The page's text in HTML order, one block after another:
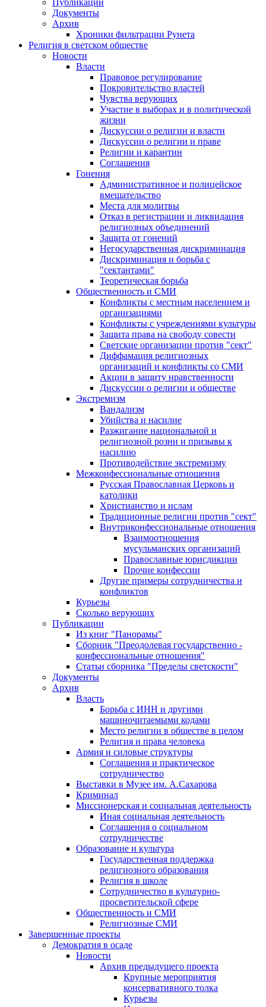
Публикации
Документы
Архив
Хроники фильтрации Рунета
Религия в светском обществе
Новости
Власти
Правовое регулирование
Покровительство властей
Чувства верующих
Участие в выборах и в политической
жизни
Дискуссии о религии и власти
Дискуссии о религии и праве
Религии и карантин
Соглашения
Гонения
Административное и полицейское
вмешательство
Места для молитвы
Отказ в регистрации и ликвидация
религиозных объединений
Защита от гонений
Негосударственная дискриминация
Дискриминация и борьба с
"сектантами"
Теоретическая борьба
Общественность и СМИ
Конфликты с местным населением и
организациями
Конфликты с учреждениями культуры
Защита права на свободу совести
Светские организации против "сект"
Диффамация религиозных
организаций и конфликты со СМИ
Акции в защиту нравственности
Дискуссии о религии и обществе
Экстремизм
Вандализм
Убийства и насилие
Разжигание национальной и
религиозной розни и призывы к
насилию
Противодействие экстремизму
Межконфессиональные отношения
Русская Православная Церковь и
католики
Христианство и ислам
Традиционные религии против "сект"
Внутриконфессиональные отношения
Взаимоотношения
мусульманских организаций
Православные юрисдикции
Прочие конфессии
Другие примеры сотрудничества и
конфликтов
Курьезы
Сколько верующих
Публикации
Из книг "Панорамы"
Сборник "Преодолевая государственно -
конфессиональные отношения"
Статьи сборника "Пределы светскости"
Документы
Архив
Власть
Борьба с ИНН и другими
машиночитаемыми кодами
Место религии в обществе в целом
Религия и права человека
Армия и силовые структуры
Соглашения и практическое
сотрудничество
Выставки в Музее им. А.Сахарова
Криминал
Миссионерская и социальная деятельность
Иная социальная деятельность
Соглашения о социальном
сотрудничестве
Образование и культура
Государственная поддержка
религиозного образования
Религия в школе
Сотрудничество в культурно-
просветительской сфере
Общественность и СМИ
Религиозные СМИ
Завершенные проекты
Демократия в осаде
Новости
Архив предыдущего проекта
Крупные мероприятия
консервативного толка
Курьезы